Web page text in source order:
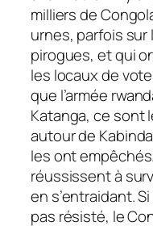
milliers de
urnes, parfois
pirogues, et qui
les locaux de
que l’armée
Katanga, ce sont
autour de
les ont
réussissent à
en s’entraidant.
pas résisté, le